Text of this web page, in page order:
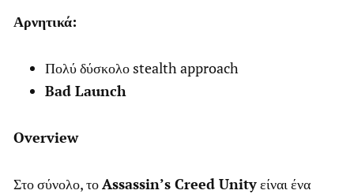
Αρνητικά:
Πολύ δύσκολο stealth approach
Bad Launch
Overview
Στο σύνολο, τοAssassin’s Creed Unityείναι ένα